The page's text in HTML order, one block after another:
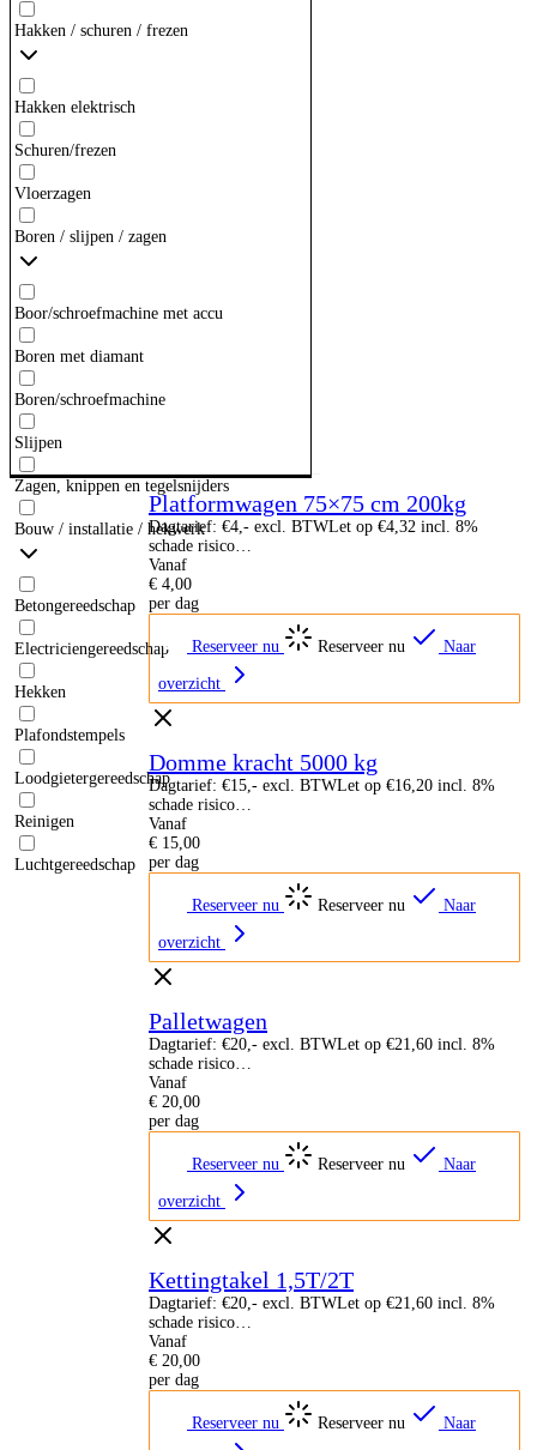
Hakken / schuren / frezen
Hakken elektrisch
Schuren/frezen
Vloerzagen
Boren / slijpen / zagen
Boor/schroefmachine met accu
Boren met diamant
Boren/schroefmachine
Slijpen
Zagen, knippen en tegelsnijders
Bouw / installatie / hekwerk
Betongereedschap
Electriciengereedschap
Hekken
Plafondstempels
Loodgietergereedschap
Reinigen
Luchtgereedschap
Platformwagen 75×75 cm 200kg
Dagtarief: €4,- excl. BTWLet op €4,32 incl. 8%
schade risico…
Vanaf
€ 4,00
per dag
Reserveer nu Reserveer nu Naar
overzicht
Domme kracht 5000 kg
Dagtarief: €15,- excl. BTWLet op €16,20 incl. 8%
schade risico…
Vanaf
€ 15,00
per dag
Reserveer nu Reserveer nu Naar
overzicht
Palletwagen
Dagtarief: €20,- excl. BTWLet op €21,60 incl. 8%
schade risico…
Vanaf
€ 20,00
per dag
Reserveer nu Reserveer nu Naar
overzicht
Kettingtakel 1,5T/2T
Dagtarief: €20,- excl. BTWLet op €21,60 incl. 8%
schade risico…
Vanaf
€ 20,00
per dag
Reserveer nu Reserveer nu Naar